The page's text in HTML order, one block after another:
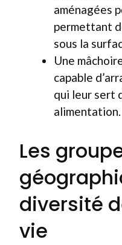
aménagées
permettant
sous la
Une
capable
qui leur sert
alimentation.
Les
diversité
vie